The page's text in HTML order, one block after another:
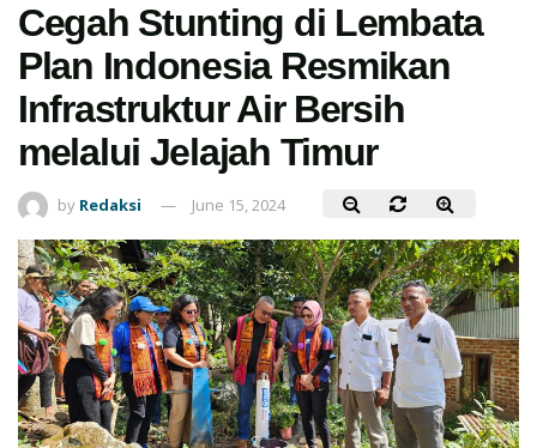
Cegah Stunting di Lembata
Plan Indonesia Resmikan
Infrastruktur Air Bersih
melalui Jelajah Timur
by Redaksi June 15, 2024